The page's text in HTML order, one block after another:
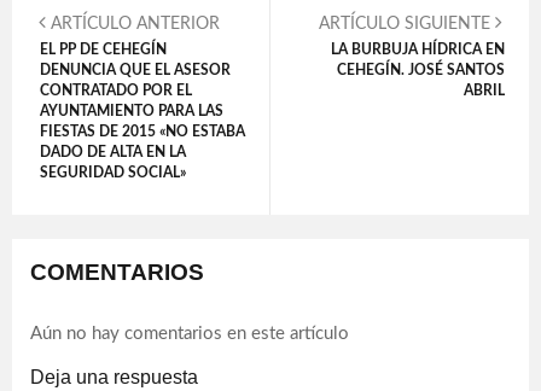
ARTÍCULO ANTERIOR
EL PP DE CEHEGÍN
DENUNCIA QUE EL ASESOR
CONTRATADO POR EL
AYUNTAMIENTO PARA LAS
FIESTAS DE 2015 «NO ESTABA
DADO DE ALTA EN LA
SEGURIDAD SOCIAL»
ARTÍCULO SIGUIENTE
LA BURBUJA HÍDRICA EN
CEHEGÍN. JOSÉ SANTOS
ABRIL
COMENTARIOS
Aún no hay comentarios en este artículo
Deja una respuesta